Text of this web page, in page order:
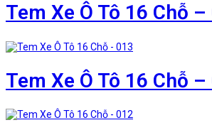
Tem Xe Ô Tô 16 Chỗ –
Tem Xe Ô Tô 16 Chỗ –